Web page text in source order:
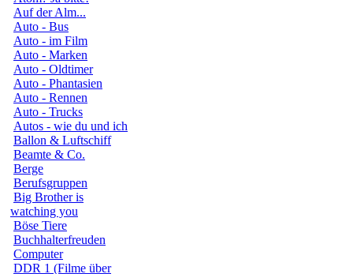
Auf der Alm...
Auto - Bus
Auto - im Film
Auto - Marken
Auto - Oldtimer
Auto - Phantasien
Auto - Rennen
Auto - Trucks
Autos - wie du und ich
Ballon & Luftschiff
Beamte & Co.
Berge
Berufsgruppen
Big Brother is
watching you
Böse Tiere
Buchhalterfreuden
Computer
DDR 1 (Filme über